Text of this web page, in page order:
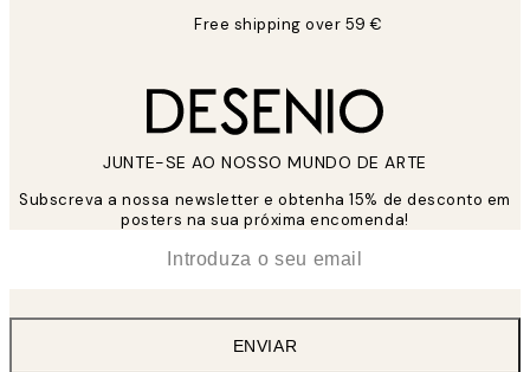
Free shipping over 59 €
JUNTE-SE AO NOSSO MUNDO DE ARTE
Subscreva a nossa newsletter e obtenha 15% de desconto em
posters na sua próxima encomenda!
ENVIAR